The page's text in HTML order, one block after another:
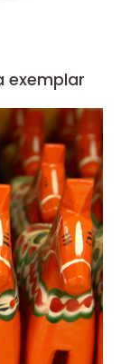
exemplar